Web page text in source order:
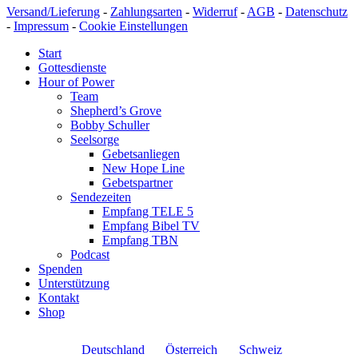
Versand/Lieferung - Zahlungsarten - Widerruf- AGB - Datenschutz
- Impressum - Cookie Einstellungen
Start
Gottesdienste
Hour of Power
Team
Shepherd’s Grove
Bobby Schuller
Seelsorge
Gebetsanliegen
New Hope Line
Gebetspartner
Sendezeiten
Empfang TELE 5
Empfang Bibel TV
Empfang TBN
Podcast
Spenden
Unterstützung
Kontakt
Shop
Deutschland Österreich Schweiz